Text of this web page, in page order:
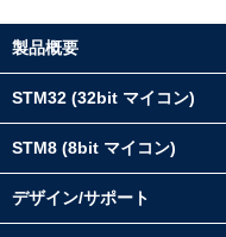
製品概要
STM32 (32bit マイコン)
STM8 (8bit マイコン)
デザイン/サポート